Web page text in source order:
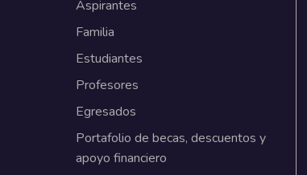
Aspirantes
Familia
Estudiantes
Profesores
Egresados
Portafolio de becas, descuentos y
apoyo financiero